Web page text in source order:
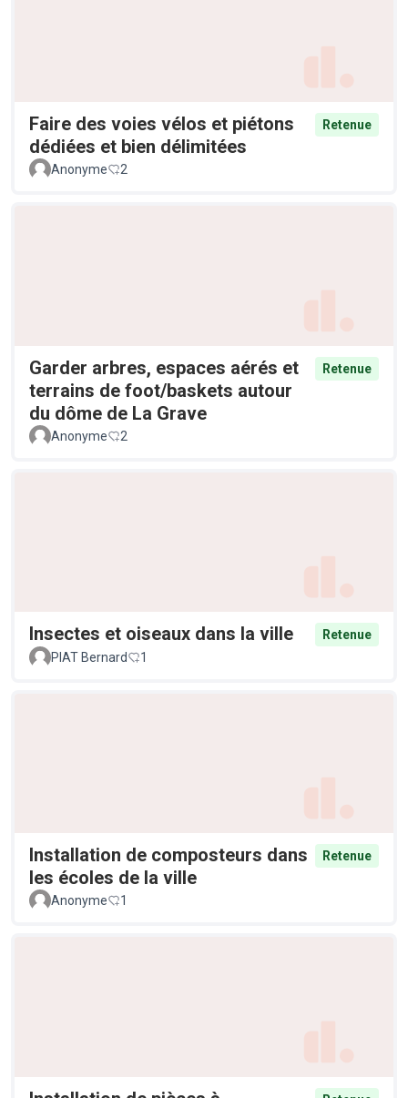
Faire des voies vélos et piétons
dédiées et bien délimitées
Retenue
Anonyme 2
Garder arbres, espaces aérés et
terrains de foot/baskets autour
du dôme de La Grave
Retenue
Anonyme 2
Insectes et oiseaux dans la ville
Retenue
PIAT Bernard
1
Installation de composteurs dans
les écoles de la ville
Retenue
Anonyme 1